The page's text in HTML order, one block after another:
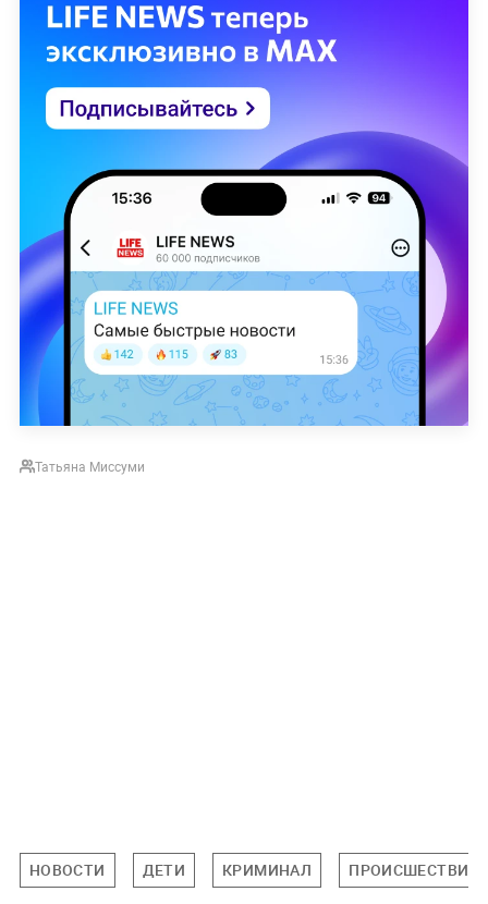
Татьяна Миссуми
НОВОСТИ ДЕТИ КРИМИНАЛ ПРОИСШЕСТВИЯ